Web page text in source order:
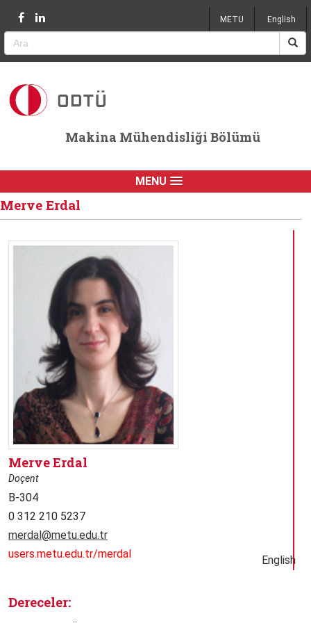
METU English
Makina Mühendisliği Bölümü
MENU
Merve Erdal
Merve Erdal
Doçent
B-304
0 312 210 5237
merdal@metu.edu.tr
users.metu.edu.tr/merdal
English
Dereceler: